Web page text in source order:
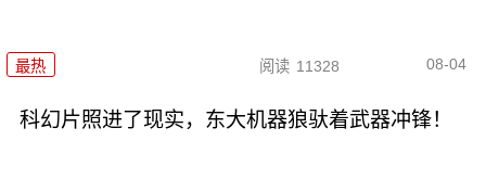
最热 阅读 11328 08-04
科幻片照进了现实，东大机器狼驮着武器冲锋！